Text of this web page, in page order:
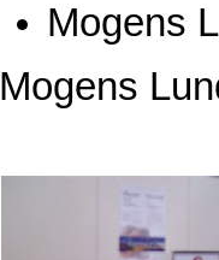
Mogens
Mogens